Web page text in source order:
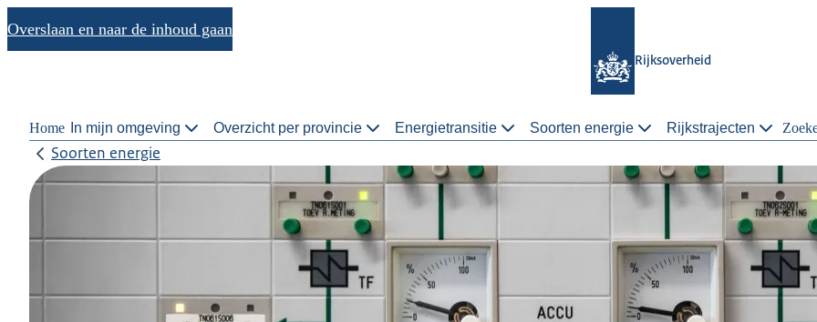
Overslaan en naar de inhoud gaan
Rijksoverheid
Home In mijn omgeving Overzicht per provincie Energietransitie Soorten energie Rijkstrajecten
Soorten energie